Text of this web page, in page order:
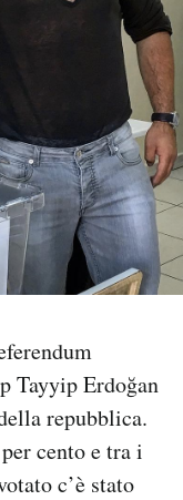
Tayyip Erdoğan
repubblica.
cento e tra i
c’è stato